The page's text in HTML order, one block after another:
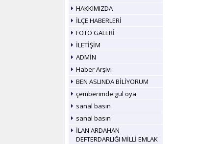
HAKKIMIZDA
İLÇE HABERLERİ
FOTO GALERİ
İLETİŞİM
ADMİN
Haber Arşivi
BEN ASLINDA BİLİYORUM
çemberimde gül oya
sanal basın
sanal basın
İLAN ARDAHAN
DEFTERDARLIĞI MİLLİ EMLAK